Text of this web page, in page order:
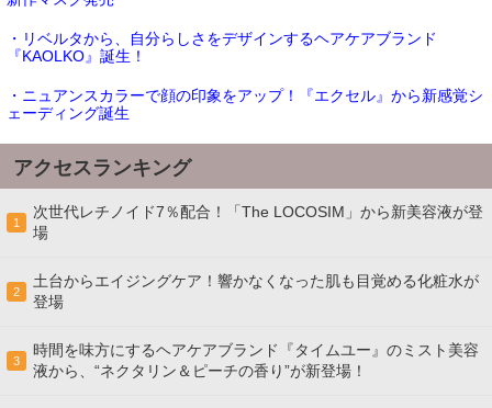
・リベルタから、自分らしさをデザインするヘアケアブランド
『KAOLKO』誕生！
・ニュアンスカラーで顔の印象をアップ！『エクセル』から新感覚シ
ェーディング誕生
アクセスランキング
1
次世代レチノイド7％配合！「The LOCOSIM」から新美容液が登
場
2
土台からエイジングケア！響かなくなった肌も目覚める化粧水が
登場
3
時間を味方にするヘアケアブランド『タイムユー』のミスト美容
液から、“ネクタリン＆ピーチの香り”が新登場！